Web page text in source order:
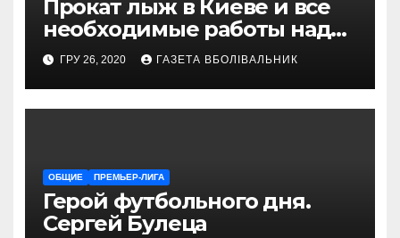
Прокат лыж в Киеве и все
необходимые работы над
снаряжением, которое
проводит магазин
«VELOPARK»
ГРУ 26, 2020 ГАЗЕТА ВБОЛІВАЛЬНИК
ОБЩИЕ ПРЕМЬЕР-ЛИГА
Герой футбольного дня.
Сергей Булеца